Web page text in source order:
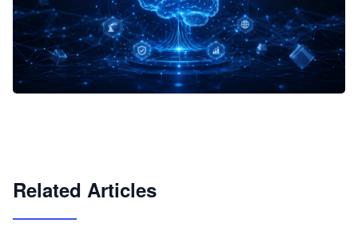
Related Articles